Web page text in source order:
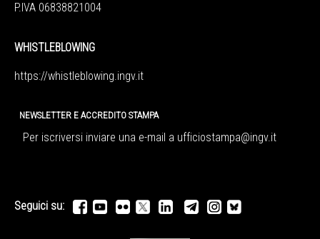
P.IVA 06838821004
WHISTLEBLOWING
https://whistleblowing.ingv.it
NEWSLETTER E ACCREDITO STAMPA
Per iscriversi inviare una e-mail a ufficiostampa@ingv.it
Seguici su: